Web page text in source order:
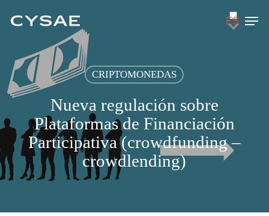
content
ES
CRIPTOMONEDAS
Nueva regulación sobre
Plataformas de Financiación
Participativa (crowdfunding –
crowdlending)